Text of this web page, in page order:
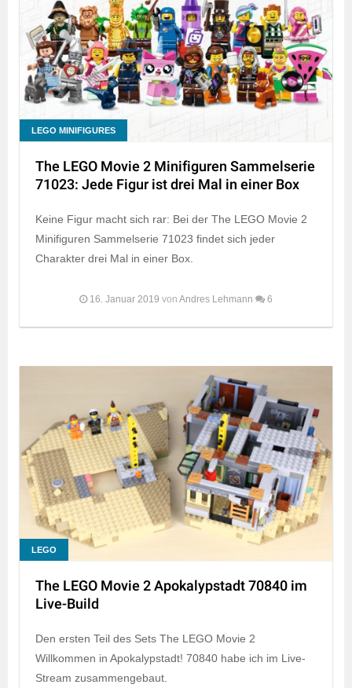
LEGO MINIFIGURES
The LEGO Movie 2 Minifiguren Sammelserie
71023: Jede Figur ist drei Mal in einer Box
Keine Figur macht sich rar: Bei der The LEGO Movie 2
Minifiguren Sammelserie 71023 findet sich jeder
Charakter drei Mal in einer Box.
16. Januar 2019 von Andres Lehmann 6
LEGO
The LEGO Movie 2 Apokalypstadt 70840 im
Live-Build
Den ersten Teil des Sets The LEGO Movie 2
Willkommen in Apokalypstadt! 70840 habe ich im Live-
Stream zusammengebaut.